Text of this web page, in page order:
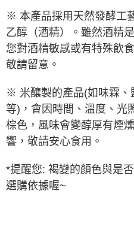
※ 本產品採用天然發酵工
乙醇（酒精）。雖然酒精
您對酒精敏感或有特殊飲
敬請留意。
※ 米釀製的產品(如味霖、
等)，會因時間、溫度、光
棕色，風味會變醇厚有煙
響，敬請安心食用。
*提醒您: 褐變的顏色與是
選購依據喔~